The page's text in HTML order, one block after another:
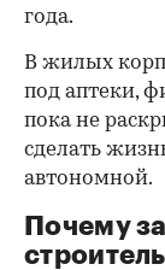
года.
В жилых
под аптеки,
пока не
сделать
автономной.
Почему